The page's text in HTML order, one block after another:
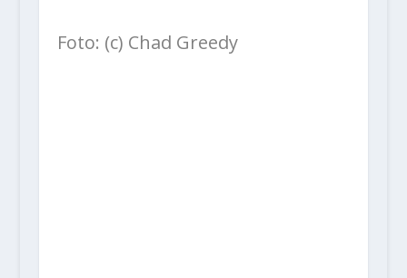
Foto: (c) Chad Greedy